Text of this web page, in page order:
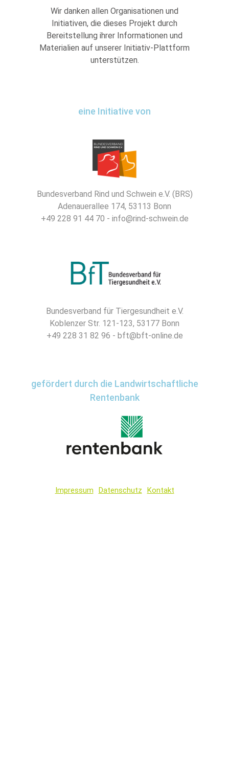
Wir danken allen Organisationen und
Initiativen, die dieses Projekt durch
Bereitstellung ihrer Informationen und
Materialien auf unserer Initiativ-Plattform
unterstützen.
eine Initiative von
Bundesverband Rind und Schwein e.V. (BRS)
Adenauerallee 174, 53113 Bonn
+49 228 91 44 70 - info@rind-schwein.de
Bundesverband für Tiergesundheit e.V.
Koblenzer Str. 121-123, 53177 Bonn
+49 228 31 82 96 - bft@bft-online.de
gefördert durch die Landwirtschaftliche
Rentenbank
Impressum Datenschutz Kontakt